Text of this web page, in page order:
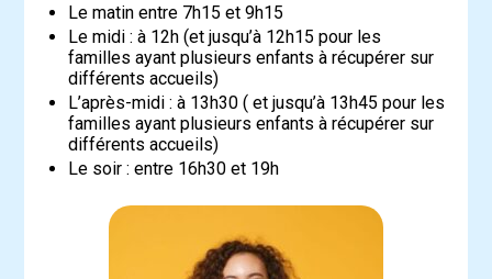
Le matin entre 7h15 et 9h15
Le midi : à 12h (et jusqu’à 12h15 pour les
familles ayant plusieurs enfants à récupérer sur
différents accueils)
L’après-midi : à 13h30 ( et jusqu’à 13h45 pour les
familles ayant plusieurs enfants à récupérer sur
différents accueils)
Le soir : entre 16h30 et 19h